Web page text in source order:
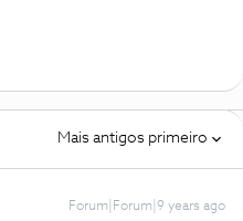
Mais antigos primeiro
Forum|Forum|9 years ago